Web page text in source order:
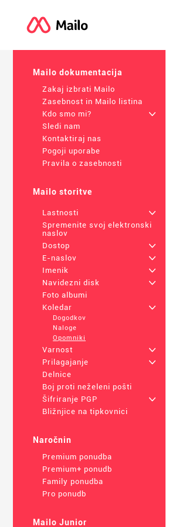
Mailo dokumentacija
Zakaj izbrati Mailo
Zasebnost in Mailo listina
Kdo smo mi?
+
Sledi nam
Kontaktiraj nas
Pogoji uporabe
Pravila o zasebnosti
Mailo storitve
Lastnosti
+
Spremenite svoj elektronski
naslov
Dostop
+
E-naslov
+
Imenik
+
Navidezni disk
+
Foto albumi
Koledar
+
Dogodkov
Naloge
Opomniki
Varnost
+
Prilagajanje
+
Delnice
Boj proti neželeni pošti
Šifriranje PGP
+
Bližnjice na tipkovnici
Naročnin
Premium ponudba
Premium+ ponudb
Family ponudba
Pro ponudb
Mailo Junior